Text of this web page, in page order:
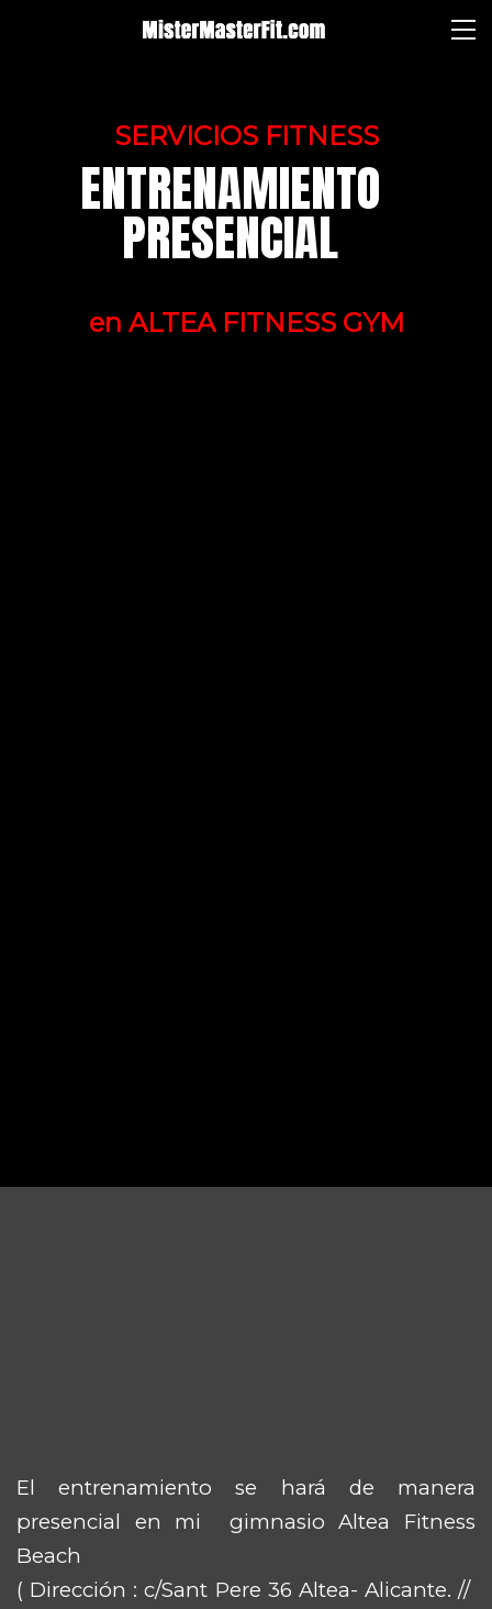
SERVICIOS FITNESS
ENTRENAMIENTO
PRESENCIAL
en ALTEA FITNESS GYM
El entrenamiento se hará de manera
presencial en mi gimnasio Altea Fitness
Beach
( Dirección : c/Sant Pere 36 Altea- Alicante. //